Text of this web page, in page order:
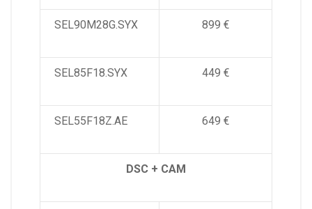
SEL90M28G.SYX 899 €
SEL85F18.SYX 449 €
SEL55F18Z.AE 649 €
DSC + CAM